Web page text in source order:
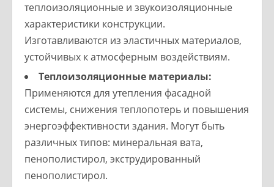
теплоизоляционные и звукоизоляционные
характеристики конструкции.
Изготавливаются из эластичных материалов,
устойчивых к атмосферным воздействиям.
Теплоизоляционные материалы:
Применяются для утепления фасадной
системы, снижения теплопотерь и повышения
энергоэффективности здания. Могут быть
различных типов: минеральная вата,
пенополистирол, экструдированный
пенополистирол.